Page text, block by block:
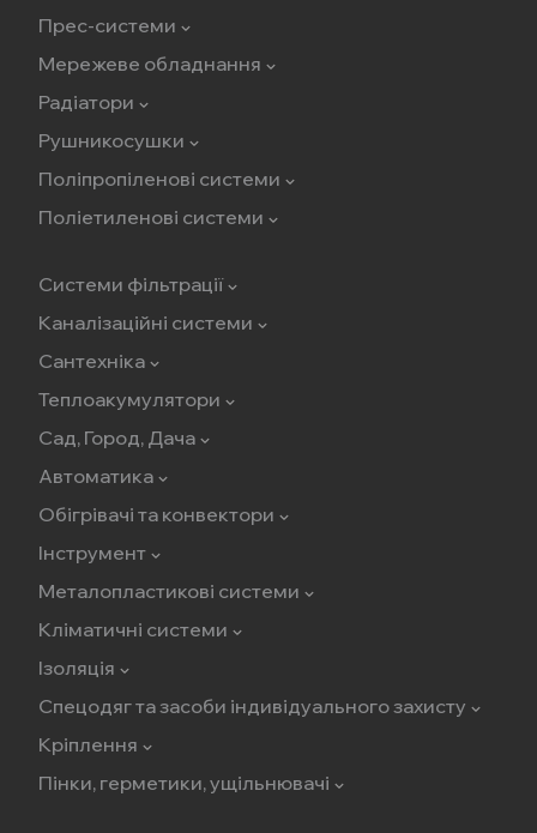
Прес-системи
Мережеве обладнання
Радіатори
Рушникосушки
Поліпропіленові системи
Поліетиленові системи
Системи фільтрації
Каналізаційні системи
Сантехніка
Теплоакумулятори
Сад, Город, Дача
Автоматика
Обігрівачі та конвектори
Інструмент
Металопластикові системи
Кліматичні системи
Ізоляція
Спецодяг та засоби індивідуального захисту
Кріплення
Пінки, герметики, ущільнювачі